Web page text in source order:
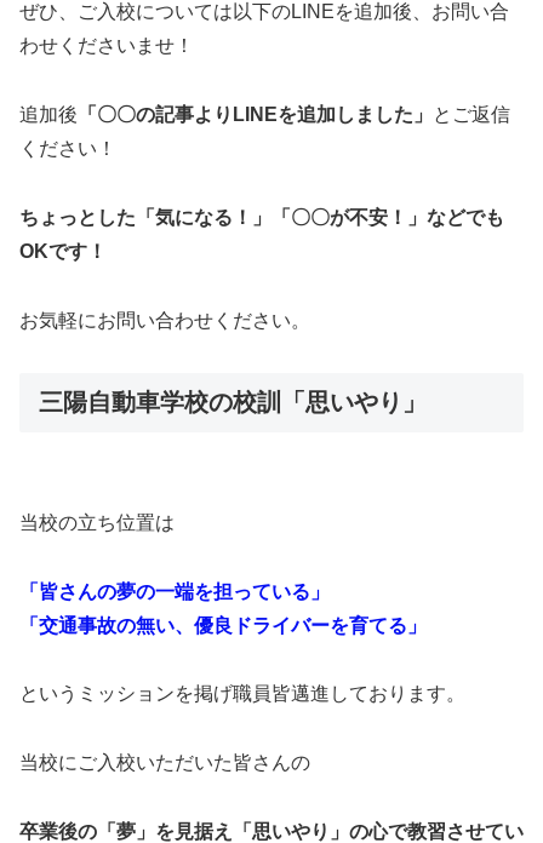
ぜひ、ご入校については以下のLINEを追加後、お問い合
わせくださいませ！
追加後 「〇〇の記事よりLINEを追加しました」
とご返信
ください！
ちょっとした「気になる！」「〇〇が不安！」などでも
OKです！
お気軽にお問い合わせください。
三陽自動車学校の校訓「思いやり」
当校の立ち位置は
「皆さんの夢の一端を担っている」
「交通事故の無い、優良ドライバーを育てる」
というミッションを掲げ職員皆邁進しております。
当校にご入校いただいた皆さんの
卒業後の「夢」を見据え「思いやり」の心で教習させてい